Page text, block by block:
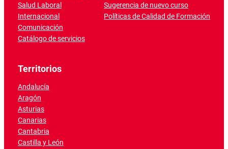
Salud Laboral
Internacional
Comunicación
Catálogo de servicios
Sugerencia de nuevo curso
Políticas de Calidad de Formación
Territorios
Andalucía
Aragón
Asturias
Canarias
Cantabria
Castilla y León